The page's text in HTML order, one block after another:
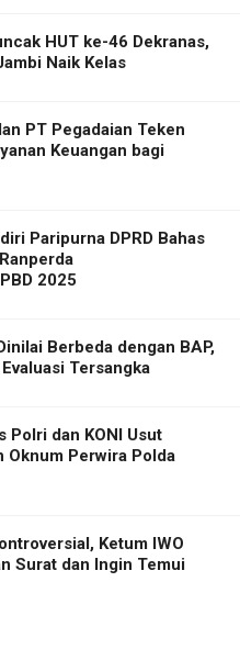
HUT ke-46 Dekranas,
Naik Kelas
PT Pegadaian Teken
Keuangan bagi
Paripurna DPRD Bahas
2025
Berbeda dengan BAP,
Tersangka
Polri dan KONI Usut
Oknum Perwira Polda
Ketum IWO
Surat dan Ingin Temui